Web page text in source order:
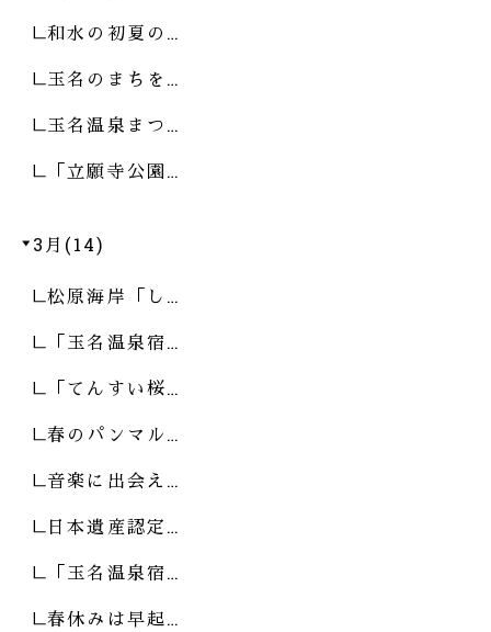
和水の初夏の…
玉名のまちを…
玉名温泉まつ…
「立願寺公園…
3月(14)
松原海岸「し…
「玉名温泉宿…
「てんすい桜…
春のパンマル…
音楽に出会え…
日本遺産認定…
「玉名温泉宿…
春休みは早起…